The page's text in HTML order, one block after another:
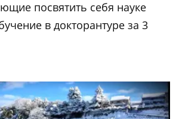
посвятить себя науке
в докторантуре за 3